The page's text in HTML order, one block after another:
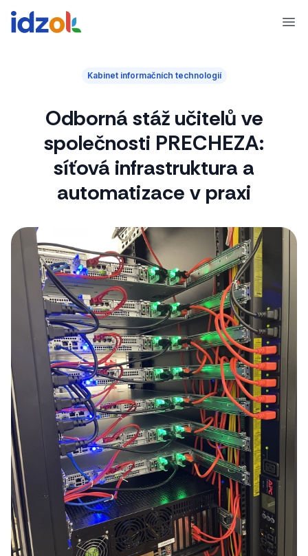
Kabinet informačních technologií
Odborná stáž učitelů ve
společnosti PRECHEZA:
síťová infrastruktura a
automatizace v praxi